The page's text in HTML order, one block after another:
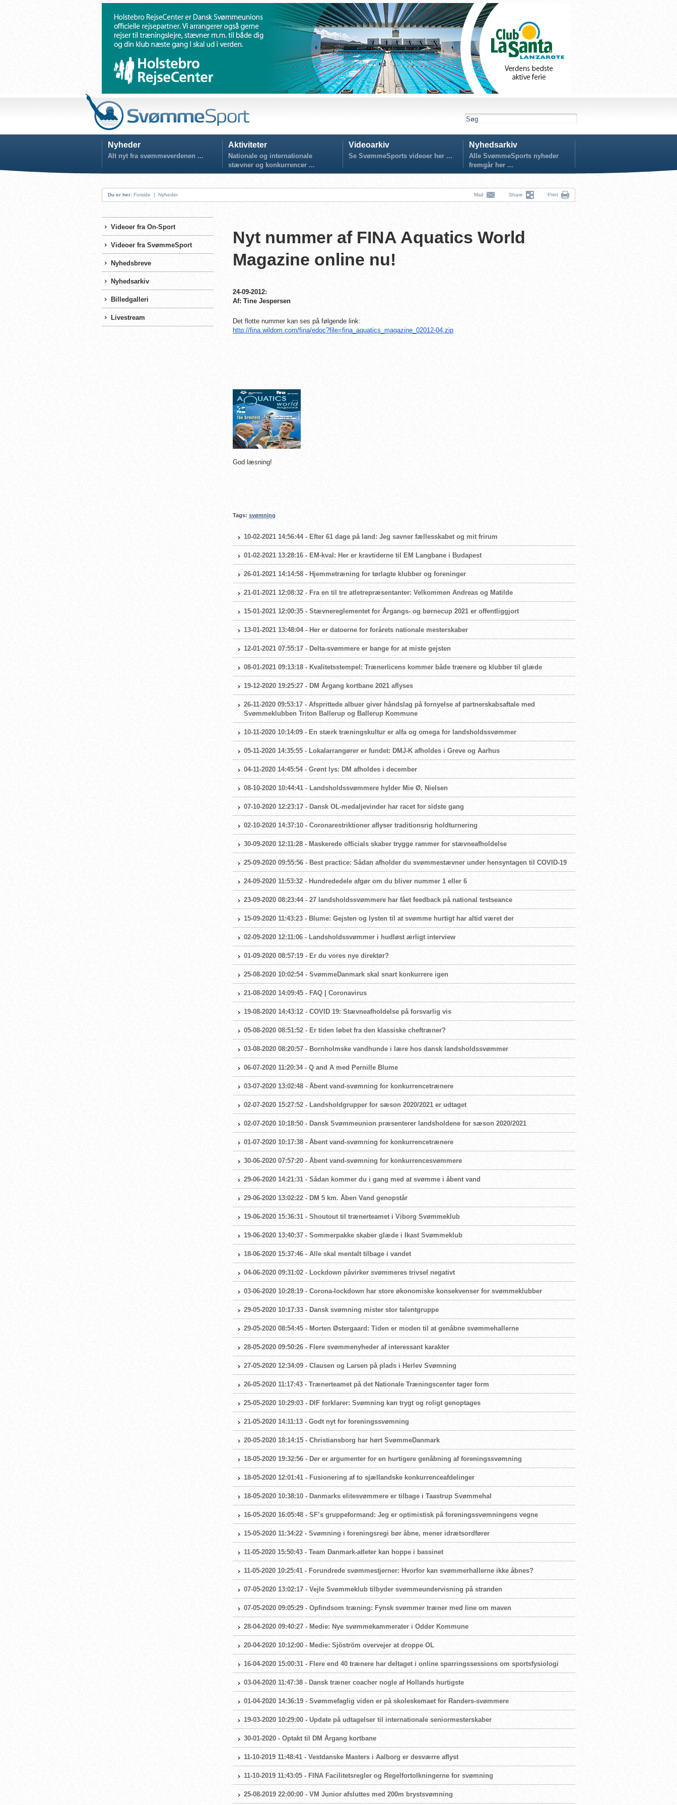
Nyheder
Alt nyt fra svømmeverdenen ...
Aktiviteter
Nationale og internationale
stævner og konkurrencer ...
Videoarkiv
Se SvømmeSports videoer her ...
Nyhedsarkiv
Alle SvømmeSports nyheder
fremgår her ...
Du er her: Forside | Nyheder Mail Share Print
Videoer fra On-Sport
Videoer fra SvømmeSport
Nyhedsbreve
Nyhedsarkiv
Billedgalleri
Livestream
Nyt nummer af FINA Aquatics World
Magazine online nu!
24-09-2012:
Af: Tine Jespersen
Det flotte nummer kan ses på følgende link:
http://fina.wildom.com/fina/edoc?file=fina_aquatics_ magazine_02012-04.zip
God læsning!
Tags: svømning
10-02-2021 14:56:44 - Efter 61 dage på land: Jeg savner fællesskabet og mit frirum
01-02-2021 13:28:16 - EM-kval: Her er kravtiderne til EM Langbane i Budapest
26-01-2021 14:14:58 - Hjemmetræning for tørlagte klubber og foreninger
21-01-2021 12:08:32 - Fra en til tre atletrepræsentanter: Velkommen Andreas og Matilde
15-01-2021 12:00:35 - Stævnereglementet for Årgangs- og børnecup 2021 er offentliggjort
13-01-2021 13:48:04 - Her er datoerne for forårets nationale mesterskaber
12-01-2021 07:55:17 - Delta-svømmere er bange for at miste gejsten
08-01-2021 09:13:18 - Kvalitetsstempel: Trænerlicens kommer både trænere og klubber til glæde
19-12-2020 19:25:27 - DM Årgang kortbane 2021 aflyses
26-11-2020 09:53:17 - Afsprittede albuer giver håndslag på fornyelse af partnerskabsaftale med
Svømmeklubben Triton Ballerup og Ballerup Kommune
10-11-2020 10:14:09 - En stærk træningskultur er alfa og omega for landsholdssvømmer
05-11-2020 14:35:55 - Lokalarrangører er fundet: DMJ-K afholdes i Greve og Aarhus
04-11-2020 14:45:54 - Grønt lys: DM afholdes i december
08-10-2020 10:44:41 - Landsholdssvømmere hylder Mie Ø. Nielsen
07-10-2020 12:23:17 - Dansk OL-medaljevinder har racet for sidste gang
02-10-2020 14:37:10 - Coronarestriktioner aflyser traditionsrig holdturnering
30-09-2020 12:11:28 - Maskerede officials skaber trygge rammer for stævneafholdelse
25-09-2020 09:55:56 - Best practice: Sådan afholder du svømmestævner under hensyntagen til COVID-19
24-09-2020 11:53:32 - Hundrededele afgør om du bliver nummer 1 eller 6
23-09-2020 08:23:44 - 27 landsholdssvømmere har fået feedback på national testseance
15-09-2020 11:43:23 - Blume: Gejsten og lysten til at svømme hurtigt har altid været der
02-09-2020 12:11:06 - Landsholdssvømmer i hudløst ærligt interview
01-09-2020 08:57:19 - Er du vores nye direktør?
25-08-2020 10:02:54 - SvømmeDanmark skal snart konkurrere igen
21-08-2020 14:09:45 - FAQ | Coronavirus
19-08-2020 14:43:12 - COVID 19: Stævneafholdelse på forsvarlig vis
05-08-2020 08:51:52 - Er tiden løbet fra den klassiske cheftræner?
03-08-2020 08:20:57 - Bornholmske vandhunde i lære hos dansk landsholdssvømmer
06-07-2020 11:20:34 - Q and A med Pernille Blume
03-07-2020 13:02:48 - Åbent vand-svømning for konkurrencetrænere
02-07-2020 15:27:52 - Landsholdgrupper for sæson 2020/2021 er udtaget
02-07-2020 10:18:50 - Dansk Svømmeunion præsenterer landsholdene for sæson 2020/2021
01-07-2020 10:17:38 - Åbent vand-svømning for konkurrencetrænere
30-06-2020 07:57:20 - Åbent vand-svømning for konkurrencesvømmere
29-06-2020 14:21:31 - Sådan kommer du i gang med at svømme i åbent vand
29-06-2020 13:02:22 - DM 5 km. Åben Vand genopstår
19-06-2020 15:36:31 - Shoutout til trænerteamet i Viborg Svømmeklub
19-06-2020 13:40:37 - Sommerpakke skaber glæde i Ikast Svømmeklub
18-06-2020 15:37:46 - Alle skal mentalt tilbage i vandet
04-06-2020 09:31:02 - Lockdown påvirker svømmeres trivsel negativt
03-06-2020 10:28:19 - Corona-lockdown har store økonomiske konsekvenser for svømmeklubber
29-05-2020 10:17:33 - Dansk svømning mister stor talentgruppe
29-05-2020 08:54:45 - Morten Østergaard: Tiden er moden til at genåbne svømmehallerne
28-05-2020 09:50:26 - Flere svømmenyheder af interessant karakter
27-05-2020 12:34:09 - Clausen og Larsen på plads i Herlev Svømning
26-05-2020 11:17:43 - Trænerteamet på det Nationale Træningscenter tager form
25-05-2020 10:29:03 - DIF forklarer: Svømning kan trygt og roligt genoptages
21-05-2020 14:11:13 - Godt nyt for foreningssvømning
20-05-2020 18:14:15 - Christiansborg har hørt SvømmeDanmark
18-05-2020 19:32:56 - Der er argumenter for en hurtigere genåbning af foreningssvømning
18-05-2020 12:01:41 - Fusionering af to sjællandske konkurrenceafdelinger
18-05-2020 10:38:10 - Danmarks elitesvømmere er tilbage i Taastrup Svømmehal
16-05-2020 16:05:48 - SF’s gruppeformand: Jeg er optimistisk på foreningssvømningens vegne
15-05-2020 11:34:22 - Svømning i foreningsregi bør åbne, mener idrætsordfører
11-05-2020 15:50:43 - Team Danmark-atleter kan hoppe i bassinet
11-05-2020 10:25:41 - Forundrede svømmestjerner: Hvorfor kan svømmerhallerne ikke åbnes?
07-05-2020 13:02:17 - Vejle Svømmeklub tilbyder svømmeundervisning på stranden
07-05-2020 09:05:29 - Opfindsom træning: Fynsk svømmer træner med line om maven
28-04-2020 09:40:27 - Medie: Nye svømmekammerater i Odder Kommune
20-04-2020 10:12:00 - Medie: Sjöström overvejer at droppe OL
16-04-2020 15:00:31 - Flere end 40 trænere har deltaget i online sparringssessions om sportsfysiologi
03-04-2020 11:47:38 - Dansk træner coacher nogle af Hollands hurtigste
01-04-2020 14:36:19 - Svømmefaglig viden er på skoleskemaet for Randers-svømmere
19-03-2020 10:29:00 - Update på udtagelser til internationale seniormesterskaber
30-01-2020 - Optakt til DM Årgang kortbane
11-10-2019 11:48:41 - Vestdanske Masters i Aalborg er desværre aflyst
11-10-2019 11:43:05 - FINA Facilitetsregler og Regelfortolkningerne for svømning
25-08-2019 22:00:00 - VM Junior afsluttes med 200m brystsvømning